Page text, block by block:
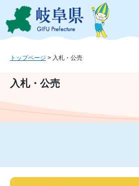
ジ
ュ
文
このページの本文へ
トップページ > 入札・公売
入札・公売